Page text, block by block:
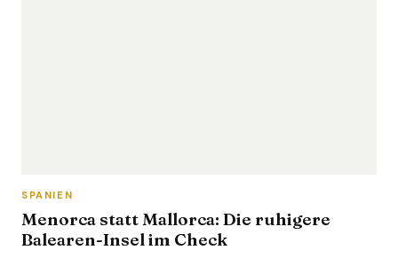
SPANIEN
Menorca statt Mallorca: Die ruhigere
Balearen-Insel im Check